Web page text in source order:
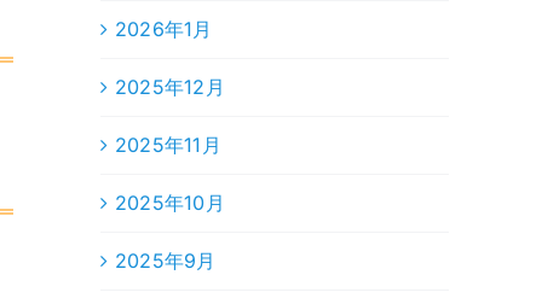
2026年1月
2025年12月
2025年11月
2025年10月
2025年9月